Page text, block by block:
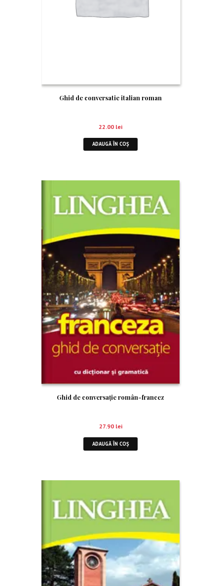
Ghid de conversatie italian roman
22.00 lei
ADAUGĂ ÎN COȘ
Ghid de conversaţie român-francez
27.90 lei
ADAUGĂ ÎN COȘ